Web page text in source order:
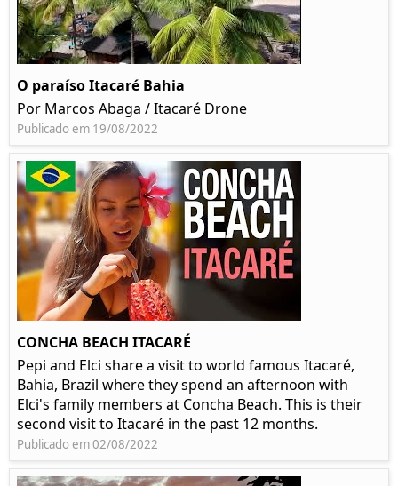
O paraíso Itacaré Bahia
Por Marcos Abaga / Itacaré Drone
Publicado em 19/08/2022
CONCHA BEACH ITACARÉ
Pepi and Elci share a visit to world famous Itacaré,
Bahia, Brazil where they spend an afternoon with
Elci's family members at Concha Beach. This is their
second visit to Itacaré in the past 12 months.
Publicado em 02/08/2022